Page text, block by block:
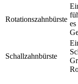
Rotationszahnbürste
Schallzahnbürste